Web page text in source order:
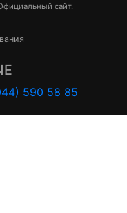
сайт.
590 58 85